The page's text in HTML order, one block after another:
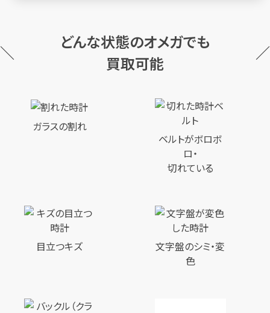
どんな状態のオメガでも
買取可能
ガラスの割れ
ベルトがボロボ
ロ・
切れている
目立つキズ
文字盤のシミ・変
色